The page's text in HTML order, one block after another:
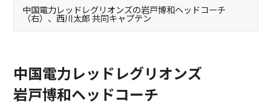
中国電力レッドレグリオンズの岩戸博和ヘッドコーチ
（右）、西川太郎 共同キャプテン
中国電力レッドレグリオンズ
岩戸博和ヘッドコーチ